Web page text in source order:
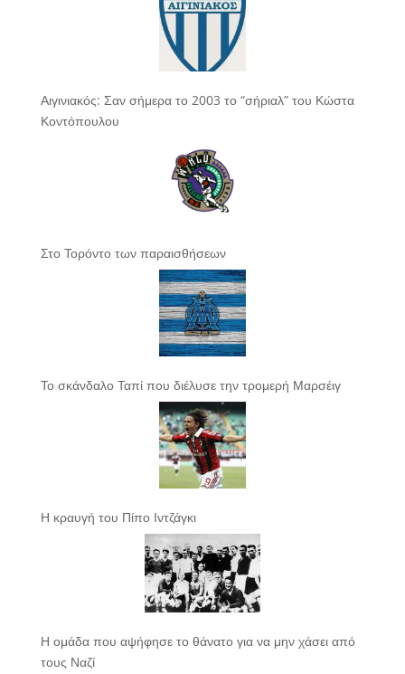
Αιγινιακός: Σαν σήμερα το 2003 το “σήριαλ” του Κώστα
Κοντόπουλου
Στο Τορόντο των παραισθήσεων
Το σκάνδαλο Ταπί που διέλυσε την τρομερή Μαρσέιγ
Η κραυγή του Πίπο Ιντζάγκι
Η ομάδα που αψήφησε το θάνατο για να μην χάσει από
τους Ναζί